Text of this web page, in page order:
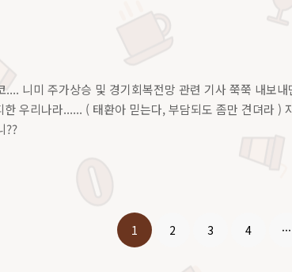
.... 니미 주가상승 및 경기회복전망 관련 기사 쭉쭉 내보
한 우리나라...... ( 태환아 믿는다, 부담되도 좀만 견뎌라
??
1 2 3 4 ···